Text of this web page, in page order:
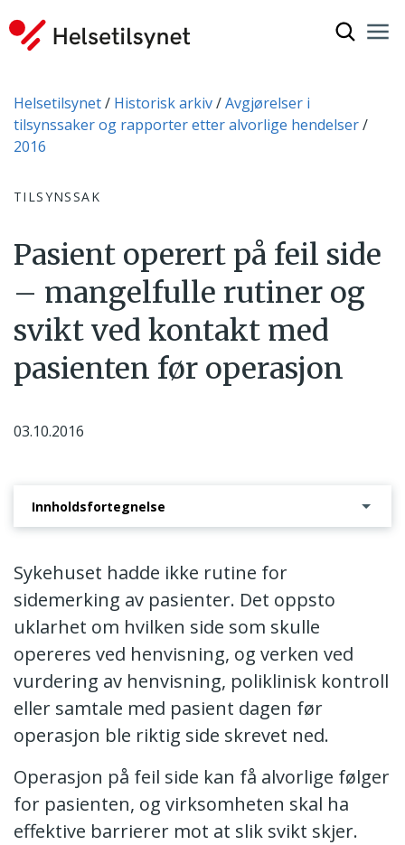
Du er her:
Helsetilsynet Historisk arkiv
Avgjørelser i
tilsynssaker og rapporter etter alvorlige hendelser
2016
TILSYNSSAK
Pasient operert på feil side
– mangelfulle rutiner og
svikt ved kontakt med
pasienten før operasjon
03.10.2016
Innholdsfortegnelse
Sykehuset hadde ikke rutine for
sidemerking av pasienter. Det oppsto
uklarhet om hvilken side som skulle
opereres ved henvisning, og verken ved
vurdering av henvisning, poliklinisk kontroll
eller samtale med pasient dagen før
operasjon ble riktig side skrevet ned.
Operasjon på feil side kan få alvorlige følger
for pasienten, og virksomheten skal ha
effektive barrierer mot at slik svikt skjer.